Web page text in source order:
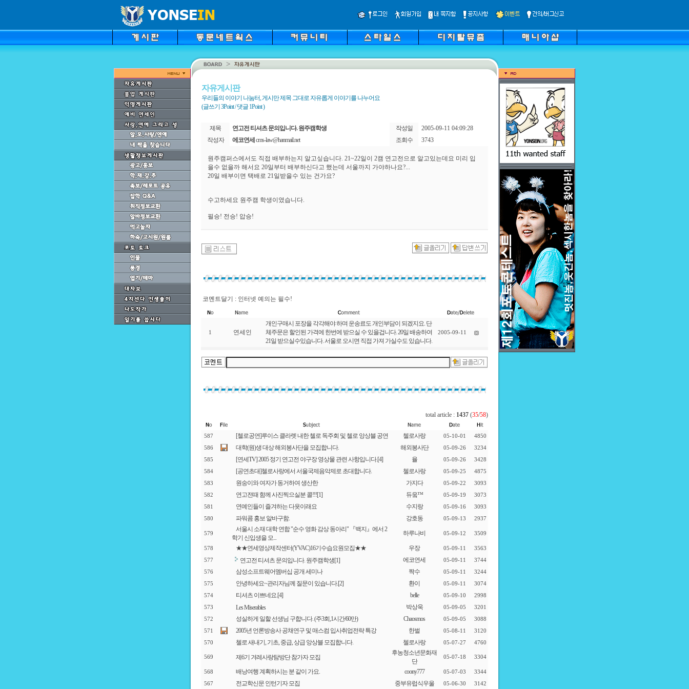
자유게시판
우리들의 이야기 나눔터, 게시만 제목 그대로 자유롭게 이야기를 나누어요
(글쓰기 3Point / 댓글 1Point )
제목 연고전 티셔츠 문의입니다. 원주캠학생 작성일
2005-09-11 04:09:28
작성자
에코연세 cms-law@hanmail.net 조회수 3743
원주캠퍼스에서도 직접 배부하는지 알고싶습니다. 21~22일이 2캠 연고전으로 알고있는데요 미리 입
을수 없을까 해서요 20일부터 배부하신다고 했는데 서울까지 가야하나요?...
20일 배부이면 택배로 21일받을수 있는 건가요?
수고하세요 원주캠 학생이였습니다.
필승! 전승! 압승!
코멘트달기 : 인터넷 예의는 필수!
1 연세인
개인구매시 포장을 각각해야 하며 운송료도 개인부담이 되겠지요. 단
체주문은 할인된 가격에 한번에 받으실 수 있을겁니다. 20일 배송하여
21일 받으실수있습니다. 서울로 오시면 직접 가져 가실수도 있습니다.
2005-09-11
total article : 1437 (35/58)
587 [첼로공연]루이스 클라렛 내한 첼로 독주회 및 첼로 앙상블 공연 첼로사랑 05-10-01 4850
586 대학(원)생 대상 해외봉사단을 모집합니다. 해외봉사단 05-09-26 3234
585 [연세TV] 2005 정기 연고전 야구장 영상물 관련 사항입니다.[4] 율 05-09-26 3428
584 [공연초대]첼로사랑에서 서울국제음악제로 초대합니다. 첼로사랑 05-09-25 4875
583 원숭이와 여자가 동거하여 생산한 가지다 05-09-22 3093
582 연고전때 함께 사진찍으실분 콜!!![1] 듀웈™ 05-09-19 3073
581 연예인들이 즐겨하는 다욧이래요 수지랑 05-09-16 3093
580 파워콤 홍보 알바구함. 강호동 05-09-13 2937
579
서울시 소재 대학 연합 "순수 영화 감상 동아리" 『백지』에서 2
학기 신입생을 모...
하루나비 05-09-12 3509
578 ★★연세영상제작센터(YVAC)16기수습요원모집★★ 우장 05-09-11 3563
577 연고전 티셔츠 문의입니다. 원주캠학생[1] 에코연세 05-09-11 3744
576 삼성소프트웨어멤버십 공개 세미나 짝수 05-09-11 3244
575 안녕하세요~관리자님께 질문이 있습니다.[2] 환이 05-09-11 3074
574 티셔츠 이쁘네요.[4] belle 05-09-10 2998
573 Les Miserables 박상욱 05-09-05 3201
572 성실하게 일할 선생님 구합니다. (주3회,1시간/60만) Chaosmos 05-09-05 3088
571 2005년 언론방송사 공채연구 및 매스컴 입사취업전략 특강 한벌 05-08-11 3120
570 첼로 새내기, 기초, 중급, 상급 앙상블 모집합니다. 첼로사랑 05-07-27 4760
569 제6기 겨레사랑탐방단 참가자 모집
후농청소년문화재
단
05-07-18 3304
568 배낭여행 계획하시는 분 같이 가요. coony777 05-07-03 3344
567 전교학신문 인턴기자 모집 중부유럽식우울 05-06-30 3142